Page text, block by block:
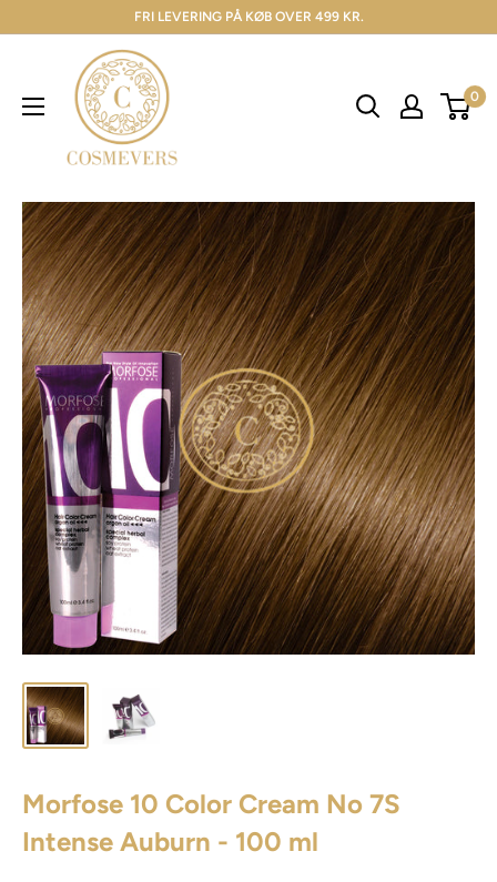
FRI LEVERING PÅ KØB OVER 499 KR.
0
Morfose 10 Color Cream No 7S
Intense Auburn - 100 ml